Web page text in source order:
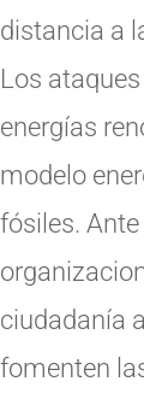
distancia a
Los
energías
modelo
fósiles.
ciudadanía
fomenten